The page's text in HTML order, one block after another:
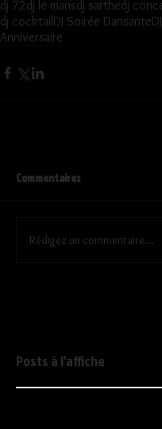
dj 72dj le mansdj sarthedj
dj cocktail DJ Soirée Dansante
Anniversaire
Commentaires
Rédigez un commentaire...
Posts à l'affiche